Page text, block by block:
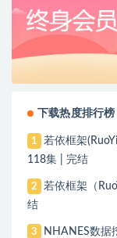
下载热度排行榜
1
若依框架
118集 | 完结
2
若依框架（
结
3 NHANES数据